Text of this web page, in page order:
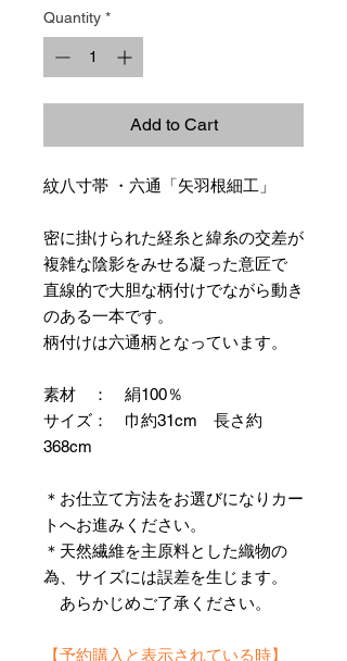
Quantity *
Add to Cart
紋八寸帯 ・六通「矢羽根細工」
密に掛けられた経糸と緯糸の交差が
複雑な陰影をみせる凝った意匠で
直線的で大胆な柄付けでながら動き
のある一本です。
柄付けは六通柄となっています。
素材 ： 絹100％
サイズ： 巾約31cm 長さ約
368cm
＊お仕立て方法をお選びになりカー
トへお進みください。
＊天然繊維を主原料とした織物の
為、サイズには誤差を生じます。
あらかじめご了承ください。
【予約購入と表示されている時】